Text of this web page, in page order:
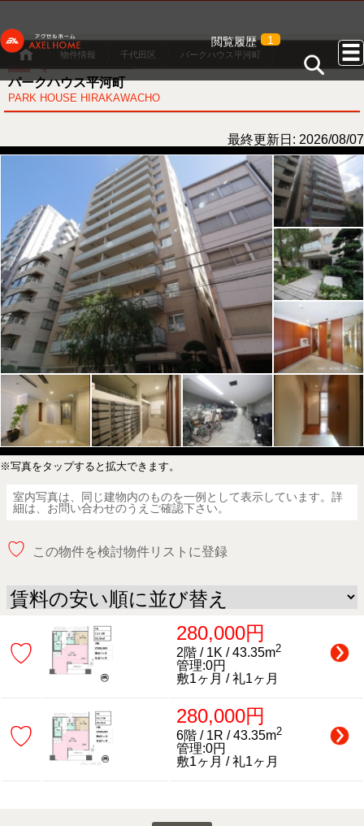
閲覧履歴 1
物件情報 千代田区 パークハウス平河町
パークハウス平河町
PARK HOUSE HIRAKAWACHO
最終更新日: 2026/08/07
※写真をタップすると拡大できます。
室内写真は、同じ建物内のものを一例として表示しています。詳
細は、お問い合わせのうえご確認下さい。
♡ この物件を検討物件リストに登録
♡
280,000円
2階 / 1K / 43.35m2
管理:0円
敷1ヶ月 / 礼1ヶ月
♡
280,000円
6階 / 1R / 43.35m2
管理:0円
敷1ヶ月 / 礼1ヶ月